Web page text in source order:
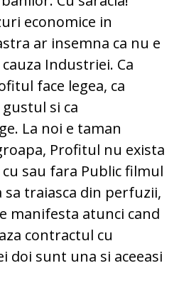
economice in
ar insemna ca nu e
Industriei. Ca
face legea, ca
si ca
La noi e taman
Profitul nu exista
sau fara Public filmul
traiasca din perfuzii,
manifesta atunci cand
contractul cu
doi sunt una si aceeasi